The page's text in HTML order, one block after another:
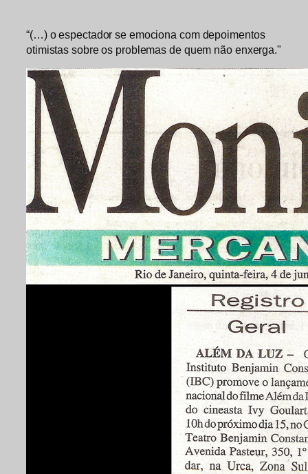
“(…) o espectador se emociona com depoimentos
otimistas sobre os problemas de quem não enxerga."